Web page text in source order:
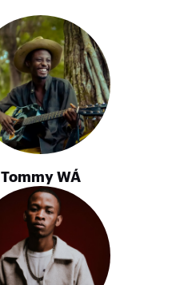
Tommy WÁ